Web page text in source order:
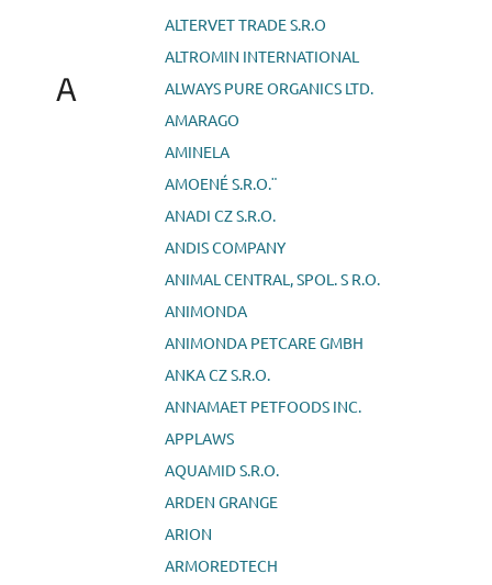
A
ALTERVET TRADE S.R.O
ALTROMIN INTERNATIONAL
ALWAYS PURE ORGANICS LTD.
AMARAGO
AMINELA
AMOENÉ S.R.O.¨
ANADI CZ S.R.O.
ANDIS COMPANY
ANIMAL CENTRAL, SPOL. S R.O.
ANIMONDA
ANIMONDA PETCARE GMBH
ANKA CZ S.R.O.
ANNAMAET PETFOODS INC.
APPLAWS
AQUAMID S.R.O.
ARDEN GRANGE
ARION
ARMOREDTECH